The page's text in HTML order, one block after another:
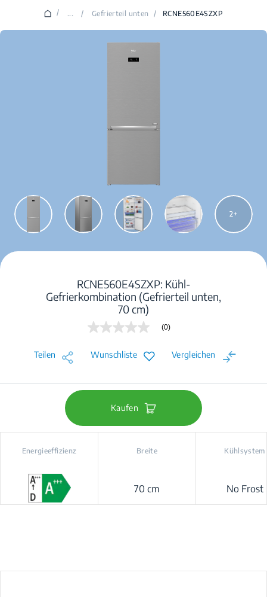
/ ... / Gefrierteil unten / RCNE560E4SZXP
2
RCNE560E4SZXP: Kühl-
Gefrierkombination (Gefrierteil unten,
70 cm)
Kein
Link
auf
(0)
Teilen Wunschliste Vergleichen
Kaufen
Energieeffizienz Breite
70 cm
Kühlsystem
No Frost